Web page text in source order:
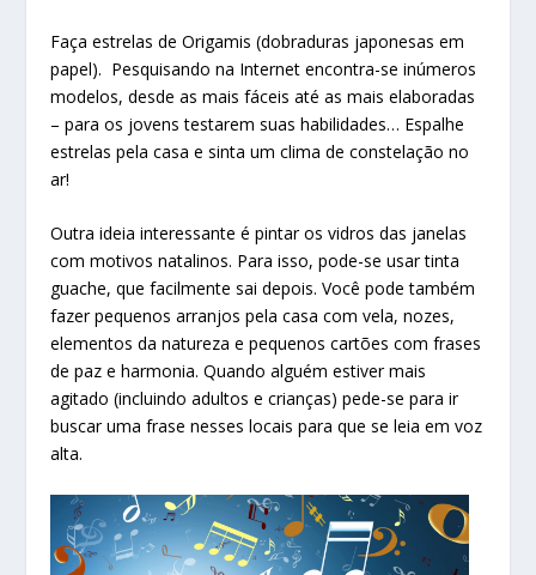
Faça estrelas de Origamis (dobraduras japonesas em
papel). Pesquisando na Internet encontra-se inúmeros
modelos, desde as mais fáceis até as mais elaboradas
– para os jovens testarem suas habilidades… Espalhe
estrelas pela casa e sinta um clima de constelação no
ar!
Outra ideia interessante é pintar os vidros das janelas
com motivos natalinos. Para isso, pode-se usar tinta
guache, que facilmente sai depois. Você pode também
fazer pequenos arranjos pela casa com vela, nozes,
elementos da natureza e pequenos cartões com frases
de paz e harmonia. Quando alguém estiver mais
agitado (incluindo adultos e crianças) pede-se para ir
buscar uma frase nesses locais para que se leia em voz
alta.